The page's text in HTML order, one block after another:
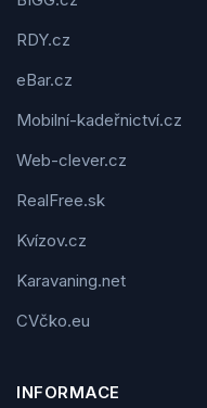
RDY.cz
eBar.cz
Mobilní-kadeřnictví.cz
Web-clever.cz
RealFree.sk
Kvízov.cz
Karavaning.net
CVčko.eu
INFORMACE